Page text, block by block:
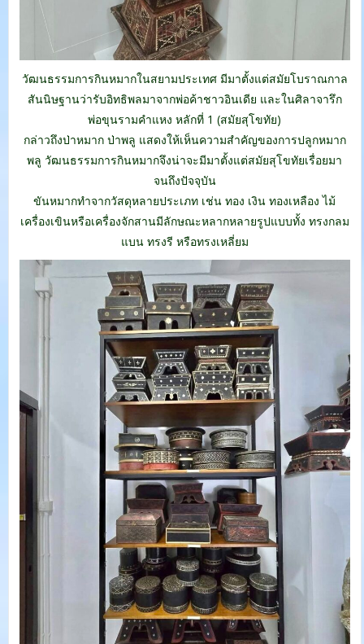
วัฒนธรรมการกินหมากในสยามประเทศ มีมาตั้งแต่สมัยโบราณกาล
สันนิษฐานว่ารับอิทธิพลมาจากพ่อค้าชาวอินเดีย และในศิลาจารึก
พ่อขุนรามคำแหง หลักที่ 1 (สมัยสุโขทัย)
กล่าวถึงป่าหมาก ป่าพลู แสดงให้เห็นความสำคัญของการปลูกหมาก
พลู วัฒนธรรมการกินหมากจึงน่าจะมีมาตั้งแต่สมัยสุโขทัยเรื่อยมา
จนถึงปัจจุบัน
ขันหมากทำจากวัสดุหลายประเภท เช่น ทอง เงิน ทองเหลือง ไม้
เครื่องเขินหรือเครื่องจักสานมีลักษณะหลากหลายรูปแบบทั้ง ทรงกลม
แบน ทรงรี หรือทรงเหลี่ยม